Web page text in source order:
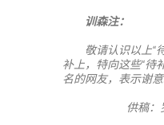
训森注：
敬请认识以上“
补上，特向这些“待
名的网友，表示谢意
供稿